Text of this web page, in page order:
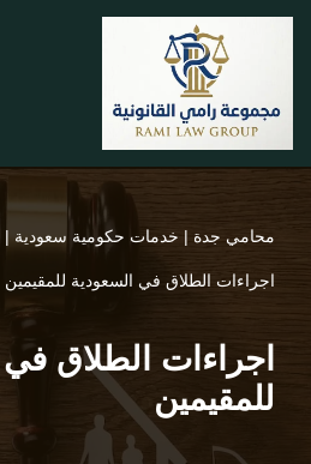
إلى
المحتوى
محامي جدة | خدمات حكومية سعودية |
اجراءات الطلاق في السعودية للمقيمين
اجراءات الطلاق
للمقيمين